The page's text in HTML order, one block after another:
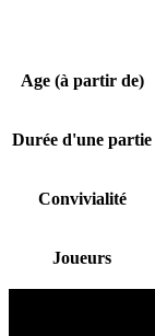
Age (à partir de)
Durée d'une partie
Convivialité
Joueurs